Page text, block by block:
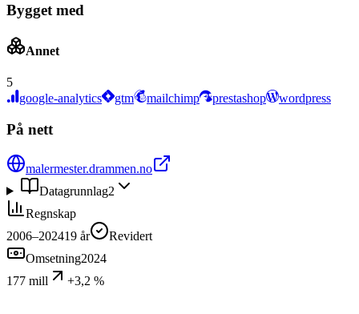
Bygget med
Annet
5
google-analytics
gtm mailchimp prestashop wordpress
På nett
malermester.drammen.no
Datagrunnlag2
Regnskap
2006–202419 år
Revidert
Omsetning2024
177 mill
+3,2 %